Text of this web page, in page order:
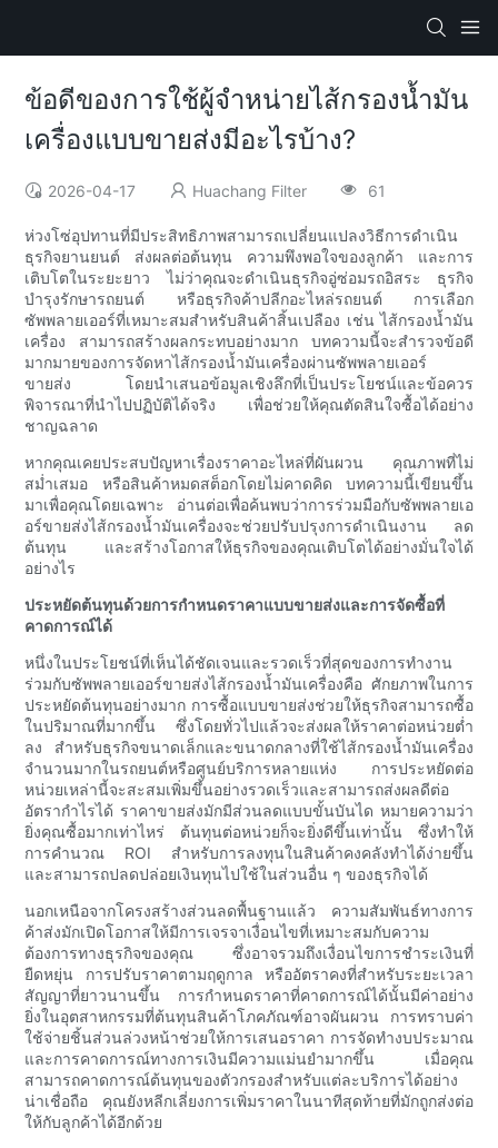
ข้อดีของการใช้ผู้จำหน่ายไส้กรองน้ำมัน
เครื่องแบบขายส่งมีอะไรบ้าง?
2026-04-17 Huachang Filter 61
ห่วงโซ่อุปทานที่มีประสิทธิภาพสามารถเปลี่ยนแปลงวิธีการดำเนิน
ธุรกิจยานยนต์ ส่งผลต่อต้นทุน ความพึงพอใจของลูกค้า และการ
เติบโตในระยะยาว ไม่ว่าคุณจะดำเนินธุรกิจอู่ซ่อมรถอิสระ ธุรกิจ
บำรุงรักษารถยนต์ หรือธุรกิจค้าปลีกอะไหล่รถยนต์ การเลือก
ซัพพลายเออร์ที่เหมาะสมสำหรับสินค้าสิ้นเปลือง เช่น ไส้กรองน้ำมัน
เครื่อง สามารถสร้างผลกระทบอย่างมาก บทความนี้จะสำรวจข้อดี
มากมายของการจัดหาไส้กรองน้ำมันเครื่องผ่านซัพพลายเออร์
ขายส่ง โดยนำเสนอข้อมูลเชิงลึกที่เป็นประโยชน์และข้อควร
พิจารณาที่นำไปปฏิบัติได้จริง เพื่อช่วยให้คุณตัดสินใจซื้อได้อย่าง
ชาญฉลาด
หากคุณเคยประสบปัญหาเรื่องราคาอะไหล่ที่ผันผวน คุณภาพที่ไม่
สม่ำเสมอ หรือสินค้าหมดสต็อกโดยไม่คาดคิด บทความนี้เขียนขึ้น
มาเพื่อคุณโดยเฉพาะ อ่านต่อเพื่อค้นพบว่าการร่วมมือกับซัพพลายเอ
อร์ขายส่งไส้กรองน้ำมันเครื่องจะช่วยปรับปรุงการดำเนินงาน ลด
ต้นทุน และสร้างโอกาสให้ธุรกิจของคุณเติบโตได้อย่างมั่นใจได้
อย่างไร
ประหยัดต้นทุนด้วยการกำหนดราคาแบบขายส่งและการจัดซื้อที่
คาดการณ์ได้
หนึ่งในประโยชน์ที่เห็นได้ชัดเจนและรวดเร็วที่สุดของการทำงาน
ร่วมกับซัพพลายเออร์ขายส่งไส้กรองน้ำมันเครื่องคือ ศักยภาพในการ
ประหยัดต้นทุนอย่างมาก การซื้อแบบขายส่งช่วยให้ธุรกิจสามารถซื้อ
ในปริมาณที่มากขึ้น ซึ่งโดยทั่วไปแล้วจะส่งผลให้ราคาต่อหน่วยต่ำ
ลง สำหรับธุรกิจขนาดเล็กและขนาดกลางที่ใช้ไส้กรองน้ำมันเครื่อง
จำนวนมากในรถยนต์หรือศูนย์บริการหลายแห่ง การประหยัดต่อ
หน่วยเหล่านี้จะสะสมเพิ่มขึ้นอย่างรวดเร็วและสามารถส่งผลดีต่อ
อัตรากำไรได้ ราคาขายส่งมักมีส่วนลดแบบขั้นบันได หมายความว่า
ยิ่งคุณซื้อมากเท่าไหร่ ต้นทุนต่อหน่วยก็จะยิ่งดีขึ้นเท่านั้น ซึ่งทำให้
การคำนวณ ROI สำหรับการลงทุนในสินค้าคงคลังทำได้ง่ายขึ้น
และสามารถปลดปล่อยเงินทุนไปใช้ในส่วนอื่น ๆ ของธุรกิจได้
นอกเหนือจากโครงสร้างส่วนลดพื้นฐานแล้ว ความสัมพันธ์ทางการ
ค้าส่งมักเปิดโอกาสให้มีการเจรจาเงื่อนไขที่เหมาะสมกับความ
ต้องการทางธุรกิจของคุณ ซึ่งอาจรวมถึงเงื่อนไขการชำระเงินที่
ยืดหยุ่น การปรับราคาตามฤดูกาล หรืออัตราคงที่สำหรับระยะเวลา
สัญญาที่ยาวนานขึ้น การกำหนดราคาที่คาดการณ์ได้นั้นมีค่าอย่าง
ยิ่งในอุตสาหกรรมที่ต้นทุนสินค้าโภคภัณฑ์อาจผันผวน การทราบค่า
ใช้จ่ายชิ้นส่วนล่วงหน้าช่วยให้การเสนอราคา การจัดทำงบประมาณ
และการคาดการณ์ทางการเงินมีความแม่นยำมากขึ้น เมื่อคุณ
สามารถคาดการณ์ต้นทุนของตัวกรองสำหรับแต่ละบริการได้อย่าง
น่าเชื่อถือ คุณยังหลีกเลี่ยงการเพิ่มราคาในนาทีสุดท้ายที่มักถูกส่งต่อ
ให้กับลูกค้าได้อีกด้วย